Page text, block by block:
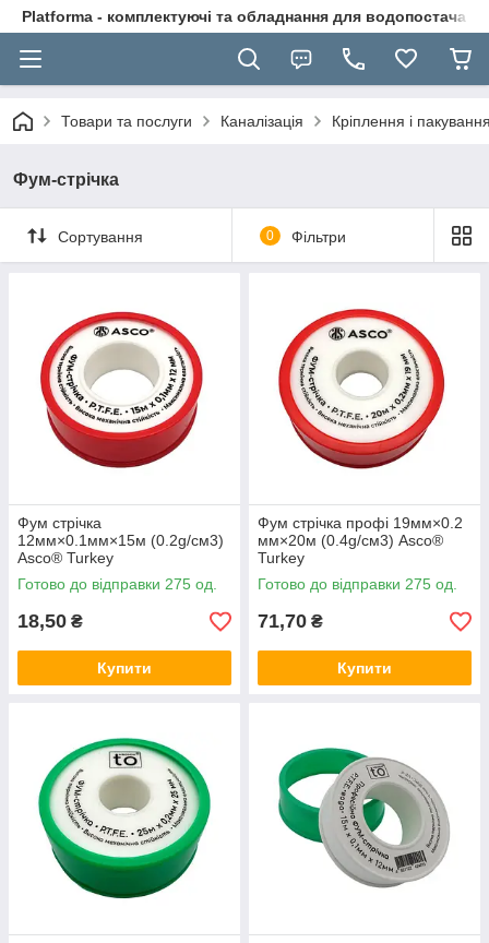
Platforma - комплектуючі та обладнання для
Товари та послуги Каналізація Кріплення і
Фум-стрічка
Сортування 0 Фільтри
Фум стрічка
12мм×0.1мм×15м (0.2g/cм3)
Asco® Turkey
Готово до відправки 275 од.
18,50 ₴
Купити
Фум стрічка профі 19мм×0.2
мм×20м (0.4g/cм3) Asco®
Turkey
Готово до відправки 275 од.
71,70 ₴
Купити